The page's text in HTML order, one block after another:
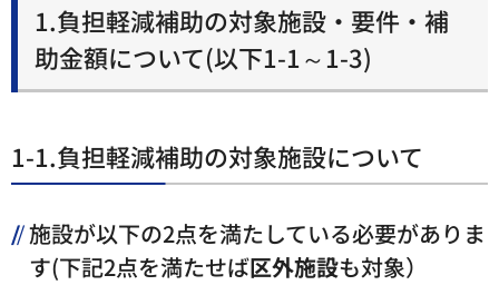
1.負担軽減補助の対象施設・要件・補
助金額について(以下1-1～1-3)
1-1.負担軽減補助の対象施設について
施設が以下の2点を満たしている必要がありま
す(下記2点を満たせば区外施設も対象）